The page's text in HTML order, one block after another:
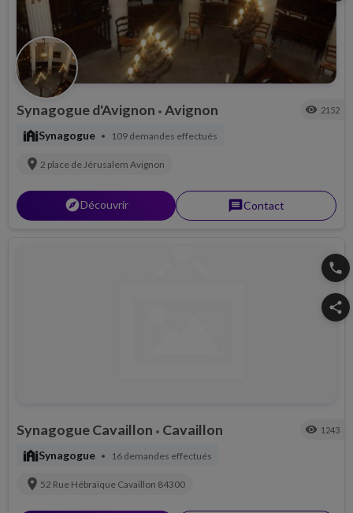
Synagogue d'Avignon • Avignon visibility 2152
synagogueSynagogue • 109 demandes effectués
location_on 2 place de Jérusalem Avignon
explorerDécouvrir messageContact
phone
share
Synagogue Cavaillon • Cavaillon visibility 1243
synagogueSynagogue • 16 demandes effectués
location_on 52 Rue Hébraïque Cavaillon 84300